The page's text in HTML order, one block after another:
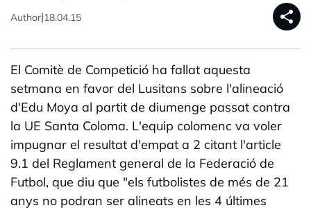
Author|18.04.15 share
El Comitè de Competició ha fallat aquesta
setmana en favor del Lusitans sobre l'alineació
d'Edu Moya al partit de diumenge passat contra
la UE Santa Coloma. L'equip colomenc va voler
impugnar el resultat d'empat a 2 citant l'article
9.1 del Reglament general de la Federació de
Futbol, que diu que "els futbolistes de més de 21
anys no podran ser alineats en les 4 últimes